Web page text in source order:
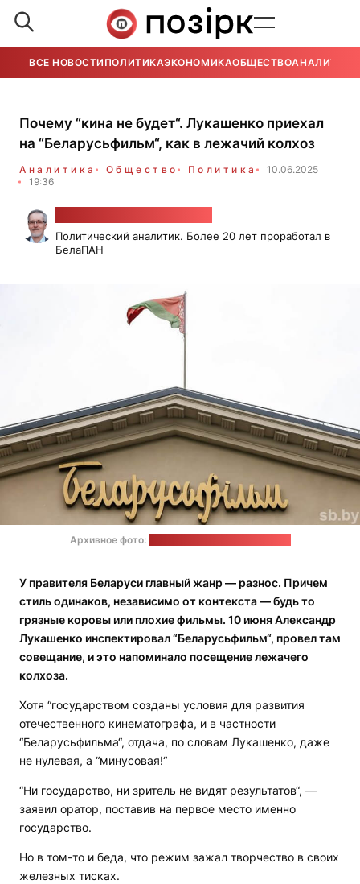
ВСЕ НОВОСТИ ПОЛИТИКАЭКОНОМИКАОБЩЕСТВОАНАЛИТИКА
Почему “кина не будет“. Лукашенко приехал
на “Беларусьфильм“, как в лежачий колхоз
Аналитика Общество Политика
10.06.2025
19:36
Политический аналитик. Более 20 лет проработал в
БелаПАН
Архивное фото:
У правителя Беларуси главный жанр — разнос. Причем
стиль одинаков, независимо от контекста — будь то
грязные коровы или плохие фильмы. 10 июня Александр
Лукашенко инспектировал “Беларусьфильм“, провел там
совещание, и это напоминало посещение лежачего
колхоза.
Хотя “государством созданы условия для развития
отечественного кинематографа, и в частности
“Беларусьфильма“, отдача, по словам Лукашенко, даже
не нулевая, а “минусовая!“
“Ни государство, ни зритель не видят результатов“, —
заявил оратор, поставив на первое место именно
государство.
Но в том-то и беда, что режим зажал творчество в своих
железных тисках.